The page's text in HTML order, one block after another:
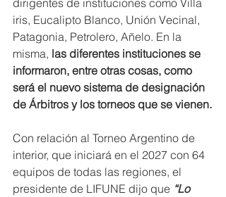
dirigentes de instituciones como Villa
iris, Eucalipto Blanco, Unión Vecinal,
Patagonia, Petrolero, Añelo. En la
misma, las diferentes instituciones se
informaron, entre otras cosas, como
será el nuevo sistema de designación
de Árbitros y los torneos que se vienen.
Con relación al Torneo Argentino de
interior, que iniciará en el 2027 con 64
equipos de todas las regiones, el
presidente de LIFUNE dijo que “Lo